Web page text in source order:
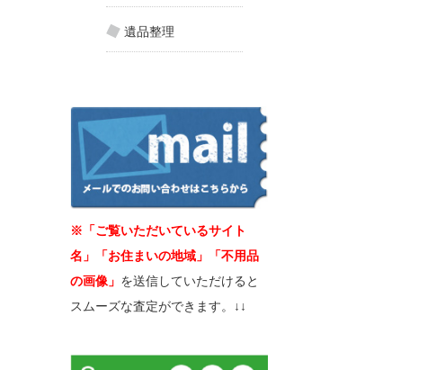
遺品整理
※「ご覧いただいているサイト
名」「お住まいの地域」「不用品
の画像」 を送信していただけると
スムーズな査定ができます。↓↓